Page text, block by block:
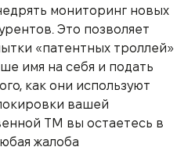
мониторинг новых
Это позволяет
«патентных троллей»
имя на себя и подать
как они используют
вашей
ТМ вы остаетесь в
жалоба